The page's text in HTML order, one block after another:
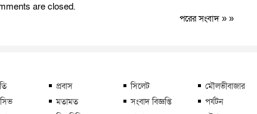
are closed.
পরের সংবাদ » »
প্রবাস সিলেট
মৌলভীবাজার
মতামত সংবাদ বিজ্ঞপ্তি
পর্যটন